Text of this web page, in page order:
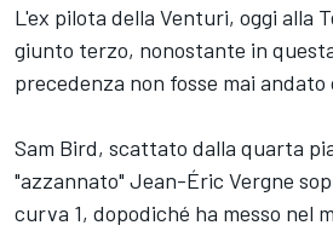
L'ex pilota della Venturi, oggi alla
giunto terzo, nonostante in
precedenza non fosse mai
Sam Bird, scattato dalla quarta
"azzannato" Jean-Éric Vergne
curva 1, dopodiché ha messo nel